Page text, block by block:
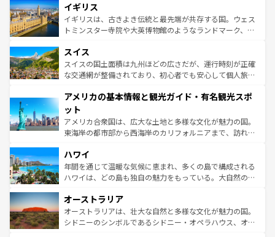
いる。シャンパンの発祥地であるランス、プロヴァンスの
香り高いラベンダー畑など、多彩な楽しみ方が可能だ。さ
らに、パリ以外の地域にも魅力が溢れており、どの街角に
れる地方に足を運ぶとそれぞれで全く異なる文化を体験で
きるだろう。 なお、新着のフランス情報はコンテンツ一覧
を参照してほしい。
顔を持つこの国は、どこを歩いても飽きることがない。ベ
ルリンの文化的活気、バイエルン州のアルプスの絶景、そ
してライン川沿いのワイン畑といった風景は必見。ビール
は、お酒好きな人にはぜひ体験してほしい。 なお、新着の
ドイツ情報はコンテンツ一覧を参照してほしい。
イギリス
イギリスは、古きよき伝統と最先端が共存する国。ウェス
トミンスター寺院や大英博物館のようなランドマーク、歴
リアごとに異なる魅力がある。また、優雅なアフタヌーン
ティー、ビール好きにはたまらない英国パブ、サッカー観
戦など、本場だからこそできる体験も豊富。イギリスを旅
ンツ一覧を参照してほしい。
スイス
スイスの国土面積は九州ほどの広さだが、運行時刻が正確
な交通網が整備されており、初心者でも安心して個人旅行
の建物がそのまま残る町や、スイスならではのユニークな
博物館もあり、アルプス観光だけでなく町歩きも満喫する
ことができる。国民の所得が高いため物価も高いが、旅行
者向けの交通パス提供のサービスもあり、うまく活用すれ
着のスイス情報は
アメリカの基本情報と観光ガイド・有名観光スポ
ット
アメリカ合衆国は、広大な土地と多様な文化が魅力の国。
東海岸の都市部から西海岸のカリフォルニアまで、訪れる
のような巨大都市は、観光、ショッピング、エンターテイ
ンメントが詰まった刺激的なスポットだ。一方、アメリカ
西部には大自然が広がり、グランドキャニオンやイエロー
部のニューオーリンズでは、音楽と美食が融合した独特の
文化が魅力。旅行者はアメリカの各地域で異なる魅力を楽
しみながら、その多様性と豊かな歴史を感じることができ
ハワイ
年間を通じて温暖な気候に恵まれ、多くの島で構成される
ハワイは、どの島も独自の魅力をもっている。大自然の神
ワイ島は見逃せない。また、定番の観光地といえばオアフ
島だが、静かな自然を求めるならマウイ島やカウアイ島が
おすすめ。エメラルドグリーンに輝く海をはじめ、豊かな
オーストラリア
オーストラリアは、壮大な自然と多様な文化が魅力の国。
シドニーのシンボルであるシドニー・オペラハウス、オー